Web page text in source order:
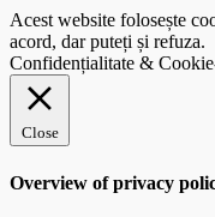
Acest website folosește
acord, dar puteți și refuza.
Confidențialitate &
Close
Overview of privacy